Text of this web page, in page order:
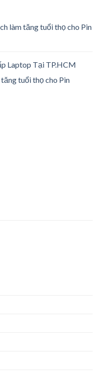
làm tăng tuổi thọ cho Pin
Laptop Tại TP.HCM
tuổi thọ cho Pin